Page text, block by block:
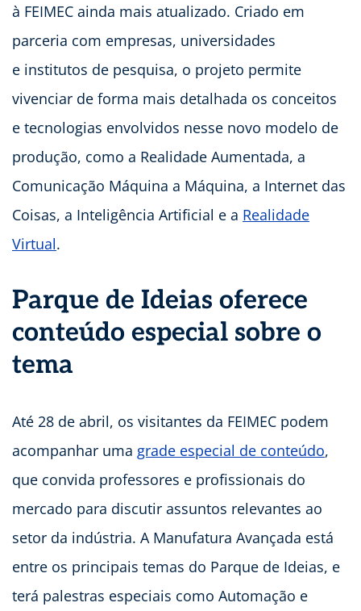
à FEIMEC ainda mais atualizado. Criado em
parceria com empresas, universidades
e institutos de pesquisa, o projeto permite
vivenciar de forma mais detalhada os conceitos
e tecnologias envolvidos nesse novo modelo de
produção, como a Realidade Aumentada, a
Comunicação Máquina a Máquina, a Internet das
Coisas, a Inteligência Artificial e a Realidade
Virtual.
Parque de Ideias oferece
conteúdo especial sobre o
tema
Até 28 de abril, os visitantes da FEIMEC podem
acompanhar uma grade especial de conteúdo,
que convida professores e profissionais do
mercado para discutir assuntos relevantes ao
setor da indústria. A Manufatura Avançada está
entre os principais temas do Parque de Ideias, e
terá palestras especiais como Automação e